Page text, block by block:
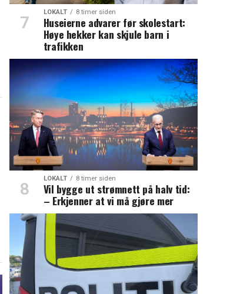
LOKALT 8 timer siden
Huseierne advarer før skolestart:
Høye hekker kan skjule barn i
trafikken
LOKALT 8 timer siden
Vil bygge ut strømnett på halv tid:
– Erkjenner at vi må gjøre mer